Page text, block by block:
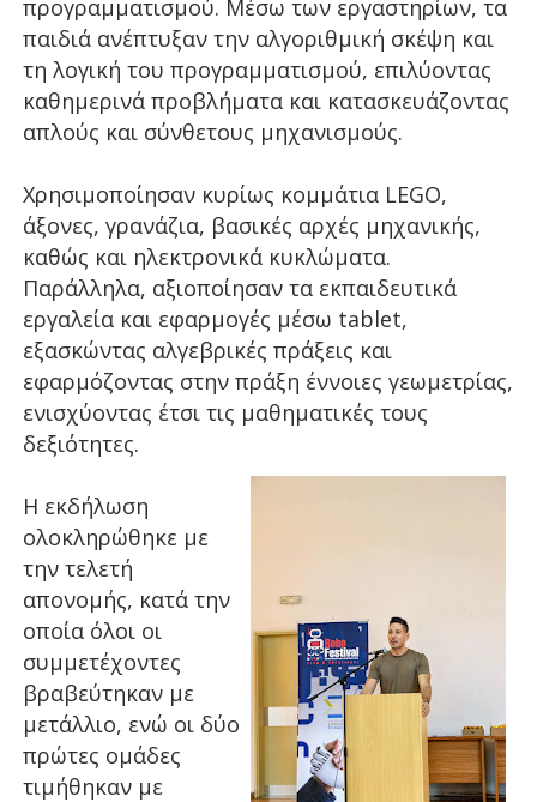
προγραμματισμού. Μέσω των εργαστηρίων, τα
παιδιά ανέπτυξαν την αλγοριθμική σκέψη και
τη λογική του προγραμματισμού, επιλύοντας
καθημερινά προβλήματα και κατασκευάζοντας
απλούς και σύνθετους μηχανισμούς.
Χρησιμοποίησαν κυρίως κομμάτια LEGO,
άξονες, γρανάζια, βασικές αρχές μηχανικής,
καθώς και ηλεκτρονικά κυκλώματα.
Παράλληλα, αξιοποίησαν τα εκπαιδευτικά
εργαλεία και εφαρμογές μέσω tablet,
εξασκώντας αλγεβρικές πράξεις και
εφαρμόζοντας στην πράξη έννοιες γεωμετρίας,
ενισχύοντας έτσι τις μαθηματικές τους
δεξιότητες.
Η εκδήλωση
ολοκληρώθηκε με
την τελετή
απονομής, κατά την
οποία όλοι οι
συμμετέχοντες
βραβεύτηκαν με
μετάλλιο, ενώ οι δύο
πρώτες ομάδες
τιμήθηκαν με